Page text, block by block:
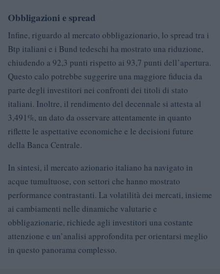
Obbligazioni e spread
Infine, riguardo al mercato obbligazionario, lo spread tra i
Btp italiani e i Bund tedeschi ha mostrato una riduzione,
chiudendo a 92,3 punti rispetto ai 93,7 punti dell’apertura.
Questo calo potrebbe suggerire una maggiore fiducia da
parte degli investitori nei confronti dei titoli di stato
italiani. Inoltre, il rendimento del decennale si attesta al
3,491%, un dato da osservare attentamente in quanto
riflette le aspettative economiche e le decisioni future
della Banca Centrale.
In sintesi, il mercato azionario italiano ha navigato in
acque tumultuose, con settori che hanno mostrato
performance contrastanti. La volatilità dei mercati, insieme
ai cambiamenti nelle dinamiche valutarie e
obbligazionarie, richiede agli investitori una costante
attenzione e un’analisi approfondita per orientarsi meglio
in questo panorama complesso.